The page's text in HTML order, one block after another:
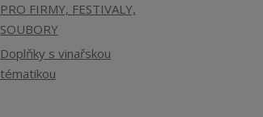
PRO FIRMY, FESTIVALY,
SOUBORY
Doplňky s vinařskou
tématikou